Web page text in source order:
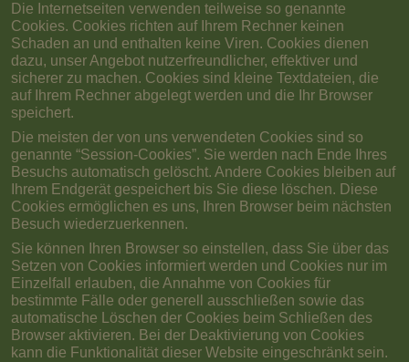
Die Internetseiten verwenden teilweise so genannte
Cookies. Cookies richten auf Ihrem Rechner keinen
Schaden an und enthalten keine Viren. Cookies dienen
dazu, unser Angebot nutzerfreundlicher, effektiver und
sicherer zu machen. Cookies sind kleine Textdateien, die
auf Ihrem Rechner abgelegt werden und die Ihr Browser
speichert.
Die meisten der von uns verwendeten Cookies sind so
genannte “Session-Cookies”. Sie werden nach Ende Ihres
Besuchs automatisch gelöscht. Andere Cookies bleiben auf
Ihrem Endgerät gespeichert bis Sie diese löschen. Diese
Cookies ermöglichen es uns, Ihren Browser beim nächsten
Besuch wiederzuerkennen.
Sie können Ihren Browser so einstellen, dass Sie über das
Setzen von Cookies informiert werden und Cookies nur im
Einzelfall erlauben, die Annahme von Cookies für
bestimmte Fälle oder generell ausschließen sowie das
automatische Löschen der Cookies beim Schließen des
Browser aktivieren. Bei der Deaktivierung von Cookies
kann die Funktionalität dieser Website eingeschränkt sein.